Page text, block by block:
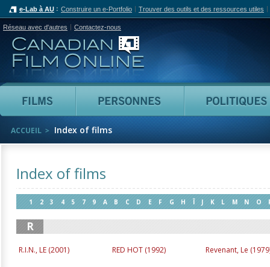
e-Lab à AU Construire un e-Portfolio Trouver des outils et des ressources utiles
Réseau avec d'autres Contactez-nous
Canadian Film Online
Films Personnes
ACCUEIL Index of films
Index of films
1 2 3 4 5 7 9 A B C D E F G H Î J K L M N O
R
R.I.N., LE (2001) RED HOT (1992) Revenant, Le (1979